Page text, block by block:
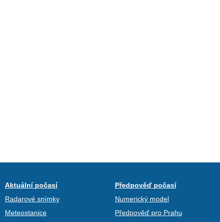
Aktuální počasí
Radarové snímky
Meteostanice
Předpověď počasí
Numerický model
Předpověď pro Prahu